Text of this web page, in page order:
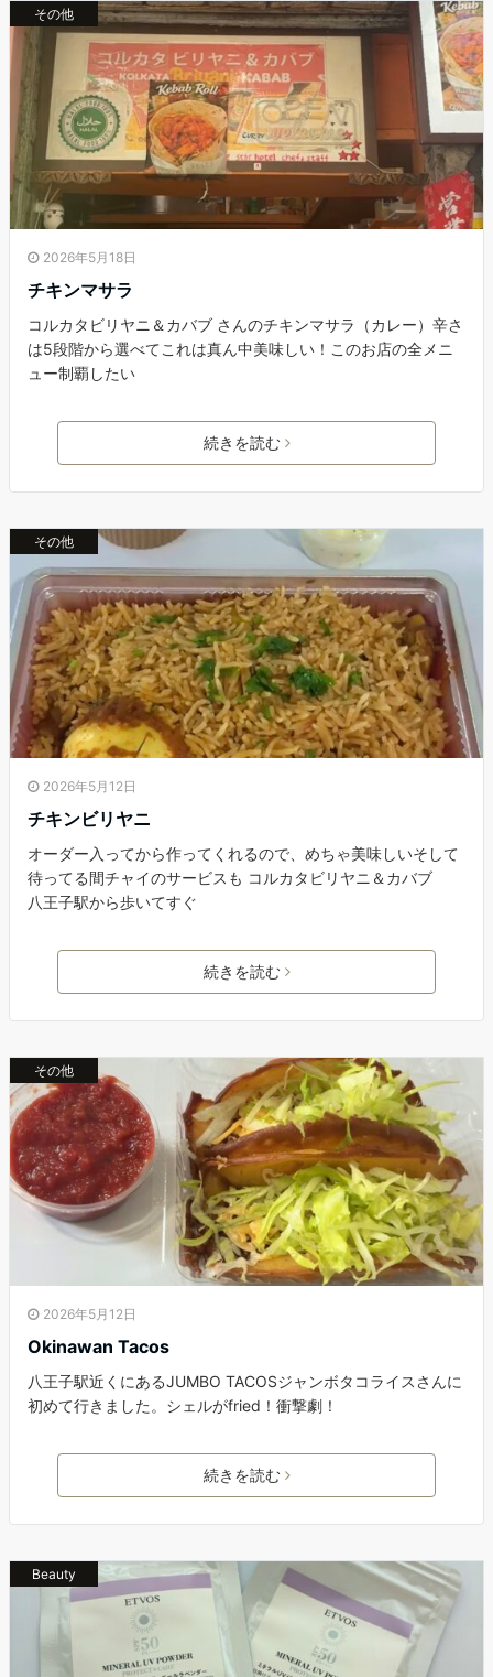
その他
2026年5月18日
チキンマサラ
コルカタビリヤニ＆カバブ さんのチキンマサラ（カレー）辛さ
は5段階から選べてこれは真ん中美味しい！このお店の全メニ
ュー制覇したい
続きを読む
その他
2026年5月12日
チキンビリヤニ
オーダー入ってから作ってくれるので、めちゃ美味しいそして
待ってる間チャイのサービスも コルカタビリヤニ＆カバブ
八王子駅から歩いてすぐ
続きを読む
その他
2026年5月12日
Okinawan Tacos
八王子駅近くにあるJUMBO TACOSジャンボタコライスさんに
初めて行きました。シェルがfried！衝撃劇！
続きを読む
Beauty